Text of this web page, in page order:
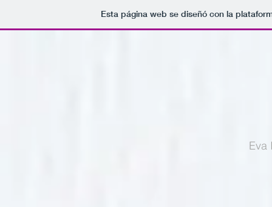
Esta página web se diseñó con la
Eva